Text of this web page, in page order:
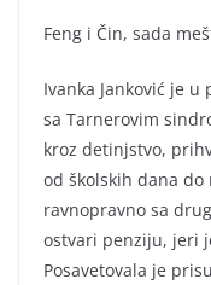
Feng i Čin, sada
Ivanka Janković je
sa Tarnerovim
kroz detinjstvo,
od školskih dana
ravnopravno sa
ostvari penziju, jeri
Posavetovala je